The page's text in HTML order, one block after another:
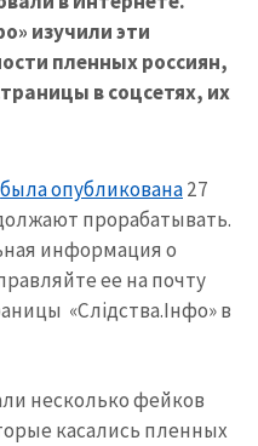
изучили эти
пленных россиян,
в соцсетях, их
была опубликована27
прорабатывать.
информация о
ее на почту
«Слідства.Інфо» в
несколько фейков
касались пленных